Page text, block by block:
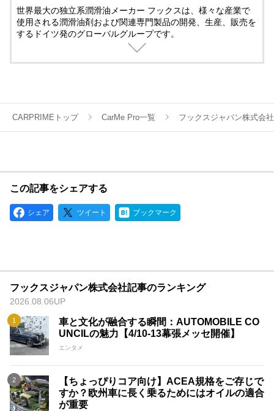
世界最大の独立系潤滑油メーカー フックスは、様々な産業で
使用される潤滑油剤および関連専門製品の開発、生産、販売を
するドイツ発のグローバルグループです。
欧州車を始めとする多くの車種のカーメーカー認証を網羅する
CARPRIMEトップ CarMe Pro一覧 フックスジャパン株式会社
この記事をシェアする
シェア ツイート ブックマーク
フックスジャパン株式会社記事のランキング
2026.08.06UP
車と文化が融合する瞬間：AUTOMOBILE CO
UNCILの魅力【4/10-13幕張メッセ開催】
エンタメ
【ちょっぴりコア向け】ACEA規格をご存じで
すか？欧州車に長く乗るためにはオイルの適合
が重要